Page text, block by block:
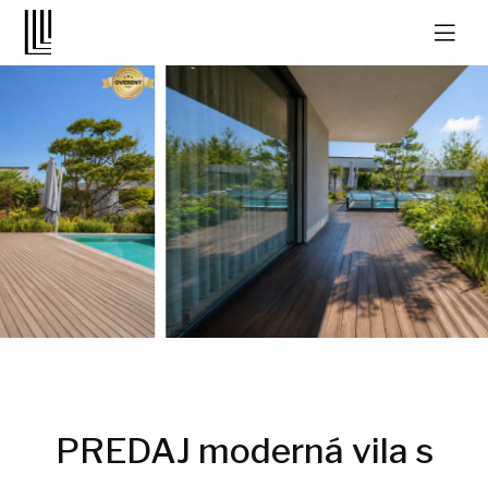
PREDAJ moderná vila s